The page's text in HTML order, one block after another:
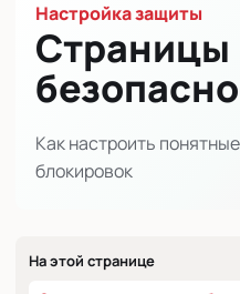
Настройка защиты
Страницы
Как настроить
блокировок
На этой странице